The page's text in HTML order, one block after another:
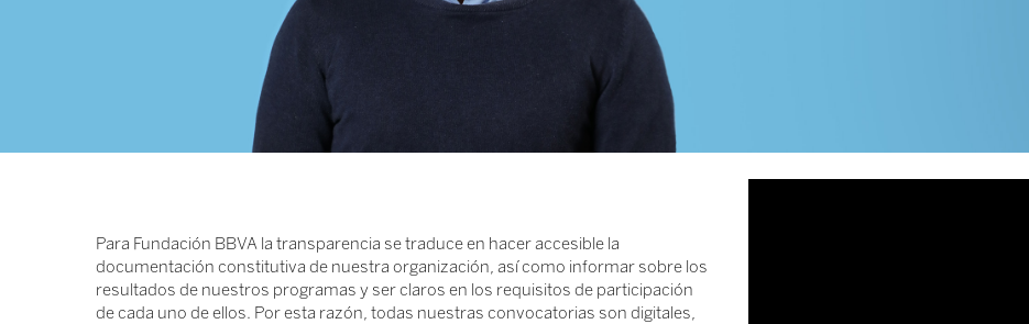
Para Fundación BBVA la transparencia se traduce en hacer accesible la
documentación constitutiva de nuestra organización, así como informar sobre los
resultados de nuestros programas y ser claros en los requisitos de participación
de cada uno de ellos. Por esta razón, todas nuestras convocatorias son digitales,